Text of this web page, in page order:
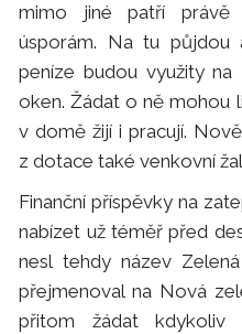
mimo jiné patří
úsporám. Na tu půjdou
peníze budou využity
oken. Žádat o ně mohou
v domě žijí i pracují.
z dotace také venkovní
Finanční příspěvky na
nabízet už téměř před
nesl tehdy název
přejmenoval na Nová
přitom žádat